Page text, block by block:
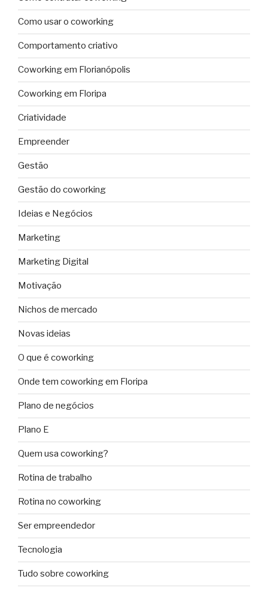
Como usar o coworking
Comportamento criativo
Coworking em Florianópolis
Coworking em Floripa
Criatividade
Empreender
Gestão
Gestão do coworking
Ideias e Negócios
Marketing
Marketing Digital
Motivação
Nichos de mercado
Novas ideias
O que é coworking
Onde tem coworking em Floripa
Plano de negócios
Plano E
Quem usa coworking?
Rotina de trabalho
Rotina no coworking
Ser empreendedor
Tecnologia
Tudo sobre coworking